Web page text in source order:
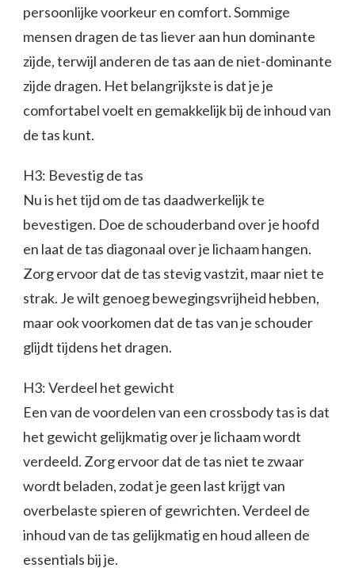
persoonlijke voorkeur en comfort. Sommige
mensen dragen de tas liever aan hun dominante
zijde, terwijl anderen de tas aan de niet-dominante
zijde dragen. Het belangrijkste is dat je je
comfortabel voelt en gemakkelijk bij de inhoud van
de tas kunt.
H3: Bevestig de tas
Nu is het tijd om de tas daadwerkelijk te
bevestigen. Doe de schouderband over je hoofd
en laat de tas diagonaal over je lichaam hangen.
Zorg ervoor dat de tas stevig vastzit, maar niet te
strak. Je wilt genoeg bewegingsvrijheid hebben,
maar ook voorkomen dat de tas van je schouder
glijdt tijdens het dragen.
H3: Verdeel het gewicht
Een van de voordelen van een crossbody tas is dat
het gewicht gelijkmatig over je lichaam wordt
verdeeld. Zorg ervoor dat de tas niet te zwaar
wordt beladen, zodat je geen last krijgt van
overbelaste spieren of gewrichten. Verdeel de
inhoud van de tas gelijkmatig en houd alleen de
essentials bij je.